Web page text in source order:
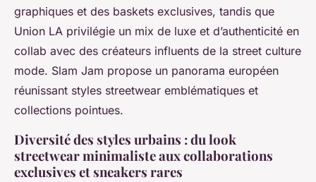
graphiques et des baskets exclusives, tandis que
Union LA privilégie un mix de luxe et d’authenticité en
collab avec des créateurs influents de la street culture
mode. Slam Jam propose un panorama européen
réunissant styles streetwear emblématiques et
collections pointues.
Diversité des styles urbains : du look
streetwear minimaliste aux collaborations
exclusives et sneakers rares